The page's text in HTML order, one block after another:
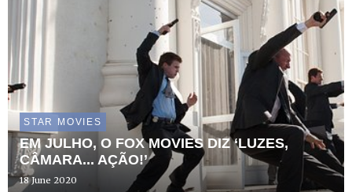
STAR MOVIES
EM JULHO, O FOX MOVIES DIZ ‘LUZES,
CÂMARA... AÇÃO!’
18 June 2020